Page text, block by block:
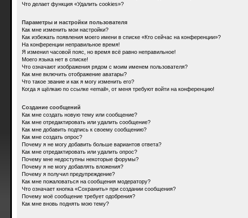
Что делает функция «Удалить cookies»?
Параметры и настройки пользователя
Как мне изменить мои настройки?
Как избежать появления моего имени в списке «Кто сейчас на конференции»?
На конференции неправильное время!
Я изменил часовой пояс, но время всё равно неправильное!
Моего языка нет в списке!
Что означают изображения рядом с моим именем пользователя?
Как мне включить отображение аватары?
Что такое звание и как я могу изменить его?
Когда я щёлкаю по ссылке «email», от меня требуют войти на конференцию!
Создание сообщений
Как мне создать новую тему или сообщение?
Как мне отредактировать или удалить сообщение?
Как мне добавить подпись к своему сообщению?
Как мне создать опрос?
Почему я не могу добавить больше вариантов ответа?
Как мне отредактировать или удалить опрос?
Почему мне недоступны некоторые форумы?
Почему я не могу добавлять вложения?
Почему я получил предупреждение?
Как мне пожаловаться на сообщения модератору?
Что означает кнопка «Сохранить» при создании сообщения?
Почему моё сообщение требует одобрения?
Как мне вновь поднять мою тему?